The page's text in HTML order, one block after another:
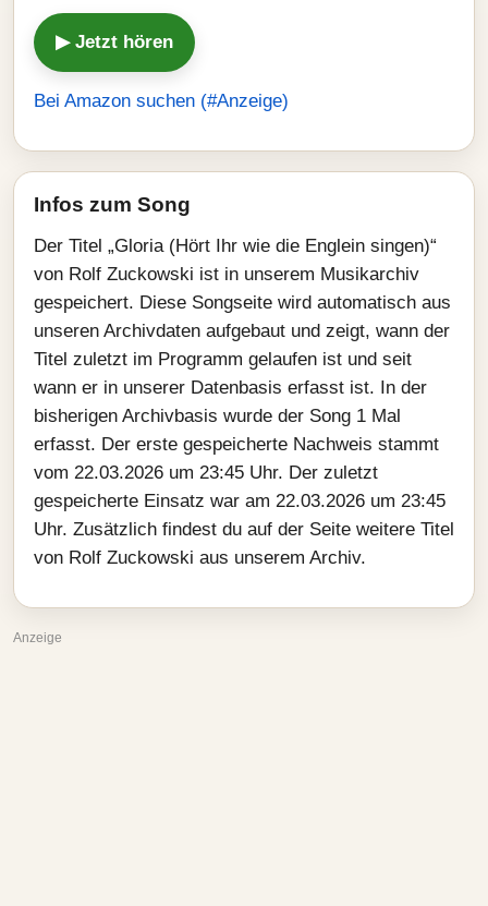
▶ Jetzt hören
Bei Amazon suchen (#Anzeige)
Infos zum Song
Der Titel „Gloria (Hört Ihr wie die Englein singen)“
von Rolf Zuckowski ist in unserem Musikarchiv
gespeichert. Diese Songseite wird automatisch aus
unseren Archivdaten aufgebaut und zeigt, wann der
Titel zuletzt im Programm gelaufen ist und seit
wann er in unserer Datenbasis erfasst ist. In der
bisherigen Archivbasis wurde der Song 1 Mal
erfasst. Der erste gespeicherte Nachweis stammt
vom 22.03.2026 um 23:45 Uhr. Der zuletzt
gespeicherte Einsatz war am 22.03.2026 um 23:45
Uhr. Zusätzlich findest du auf der Seite weitere Titel
von Rolf Zuckowski aus unserem Archiv.
Anzeige